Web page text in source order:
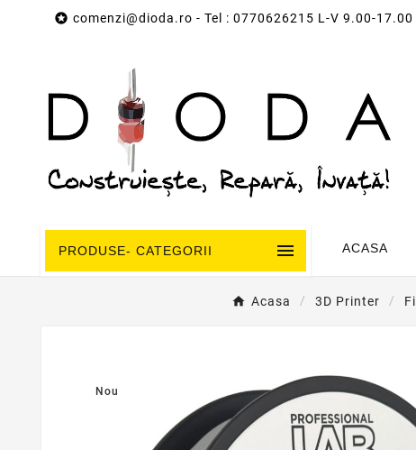
 comenzi@dioda.ro - Tel : 0770626215 L-V 9.00-17.00
PRODUSE- CATEGORII  ACASA
Acasa 3D Printer
Nou